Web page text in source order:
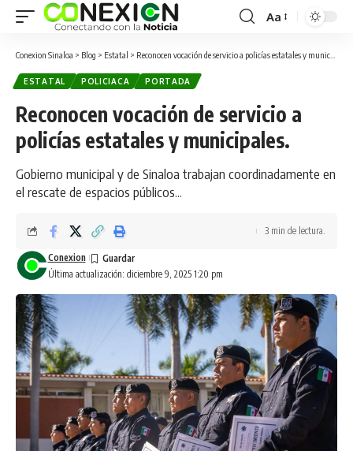
Aa
Conexion Sinaloa > Blog > Estatal > Reconocen vocación de servicio a policías estatales y municipales.
ESTATAL POLICIACA PORTADA
Reconocen vocación de servicio a
policías estatales y municipales.
Gobierno municipal y de Sinaloa trabajan coordinadamente en
el rescate de espacios públicos...
Última actualización: diciembre 9, 2025 1:20 pm
Conexion
3 min de lectura.